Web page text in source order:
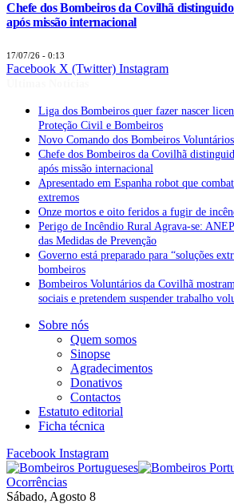
Chefe dos Bombeiros da Covilhã
após missão internacional
17/07/26 - 0:13
Facebook X (Twitter) Instagram
Liga dos Bombeiros quer fazer nascer
Proteção Civil e Bombeiros
Novo Comando dos Bombeiros
Chefe dos Bombeiros da Covilhã
após missão internacional
Apresentado em Espanha robot que
extremos
Onze mortos e oito feridos a fugir de
Perigo de Incêndio Rural Agrava-se:
das Medidas de Prevenção
Governo está preparado para “soluções
bombeiros
Bombeiros Voluntários da Covilhã
sociais e pretendem suspender trabalho
Sobre nós
Quem somos
Sinopse
Agradecimentos
Donativos
Contactos
Estatuto editorial
Ficha técnica
Facebook Instagram
Ocorrências
Sábado, Agosto 8